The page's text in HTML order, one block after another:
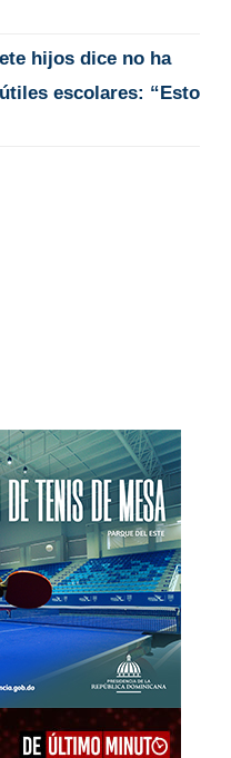
hijos dice no ha
escolares: “Esto